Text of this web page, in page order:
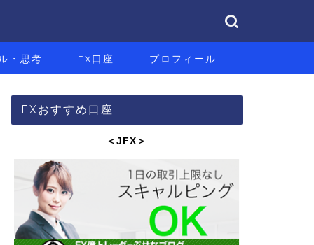
・思考 FX口座 プロフィール
FXおすすめ口座
＜JFX ＞